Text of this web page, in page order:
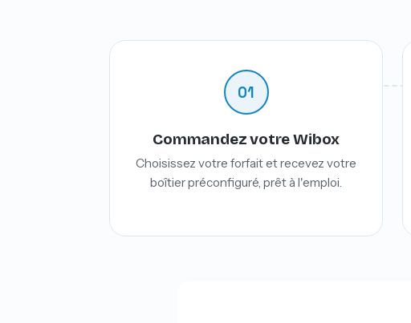
01
Commandez votre Wibox
Choisissez votre forfait et recevez votre
boîtier préconfiguré, prêt à l'emploi.